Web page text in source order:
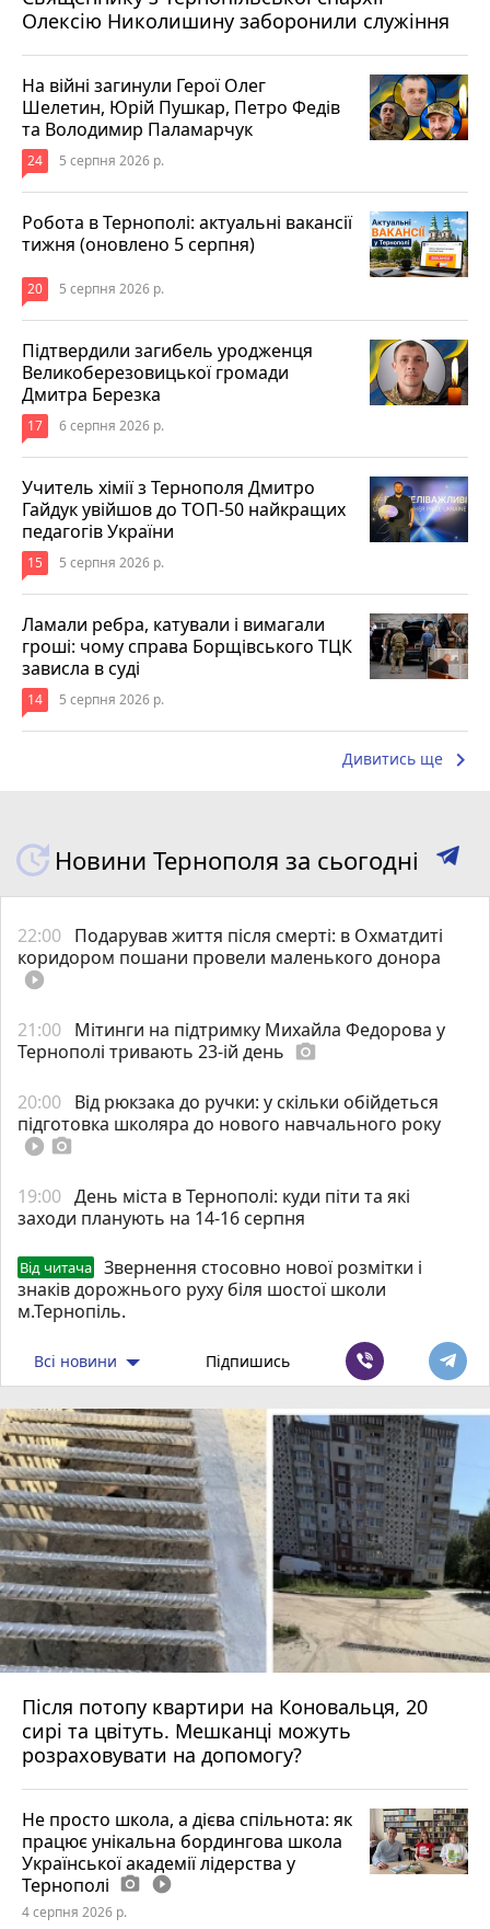
Олексію Николишину заборонили служіння
На війні загинули Герої Олег
Шелетин, Юрій Пушкар, Петро Федів
та Володимир Паламарчук
24 5 серпня 2026 р.
Робота в Тернополі: актуальні вакансії
тижня (оновлено 5 серпня)
20 5 серпня 2026 р.
Підтвердили загибель уродженця
Великоберезовицької громади
Дмитра Березка
17 6 серпня 2026 р.
Учитель хімії з Тернополя Дмитро
Гайдук увійшов до ТОП-50 найкращих
педагогів України
15 5 серпня 2026 р.
Ламали ребра, катували і вимагали
гроші: чому справа Борщівського ТЦК
зависла в суді
14 5 серпня 2026 р.
Дивитись ще keyboard_arrow_right
Новини Тернополя за сьогодні
22:00 Подарував життя після смерті: в Охматдиті
коридором пошани провели маленького донора
play_circle_filled
21:00 Мітинги на підтримку Михайла Федорова у
Тернополі тривають 23-ій день photo_camera
20:00 Від рюкзака до ручки: у скільки обійдеться
підготовка школяра до нового навчального року
play_circle_filled photo_camera
19:00 День міста в Тернополі: куди піти та які
заходи планують на 14-16 серпня
Від читача
Звернення стосовно нової розмітки і
знаків дорожнього руху біля шостої школи
м.Тернопіль.
Всі новини Підпишись
Після потопу квартири на Коновальця, 20
сирі та цвітуть. Мешканці можуть
розраховувати на допомогу?
Не просто школа, а дієва спільнота: як
працює унікальна бордингова школа
Української академії лідерства у
Тернополі photo_camera play_circle_filled
4 серпня 2026 р.